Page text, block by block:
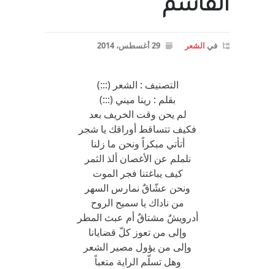
القاسم
في الشعر 29 أغسطس، 2014
التصنيف : الشعر (:::)
بقلم : رينا ميني (:::)
لم يحن وقت الخريف بعد
فكيف تتساقط أوراقك يا شجر
أتأتي مبكراً ونحن ما زلنا
نلملم عن الأغصان ألذ الثمر
كيف يباغتنا فجر الموت
ونحن عشّاقٌ نمارس السهر
من ناداك يا سميح الروح
أدرويشٌ مشتاقٌ أم عبث المطر
وإلى من تعوز كلّ قضايانا
وإلى من يؤول مصير الشعر
وهل تسلّم الراية متعباً